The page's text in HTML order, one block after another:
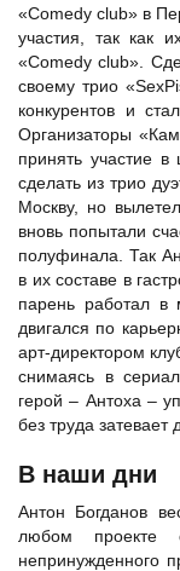
«Comedy club» в
участия, так как
«Comedy club».
своему трио
конкурентов и
Организаторы
принять участие
сделать из трио
Москву, но
вновь попытали
полуфинала. Так
в их составе в
парень работал
двигался по
арт-директором
снимаясь в
герой – Антоха –
без труда затевает
В наши дни
Антон Богданов
любом проекте
непринужденного